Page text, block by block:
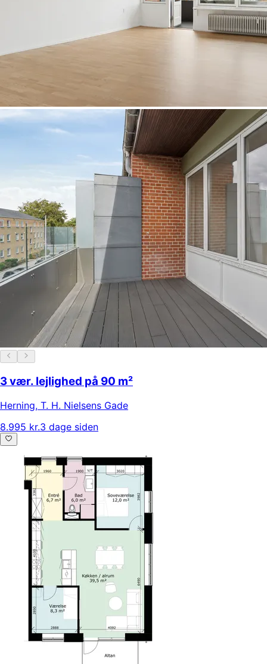
3 vær. lejlighed på 90 m²
Herning, T. H. Nielsens Gade
8.995 kr.3 dage siden